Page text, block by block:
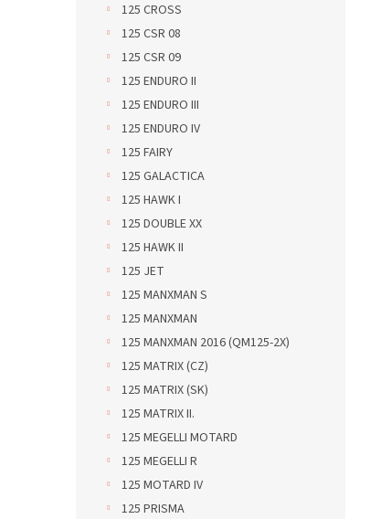
125 CROSS
125 CSR 08
125 CSR 09
125 ENDURO II
125 ENDURO III
125 ENDURO IV
125 FAIRY
125 GALACTICA
125 HAWK I
125 DOUBLE XX
125 HAWK II
125 JET
125 MANXMAN S
125 MANXMAN
125 MANXMAN 2016 (QM125-2X)
125 MATRIX (CZ)
125 MATRIX (SK)
125 MATRIX II.
125 MEGELLI MOTARD
125 MEGELLI R
125 MOTARD IV
125 PRISMA